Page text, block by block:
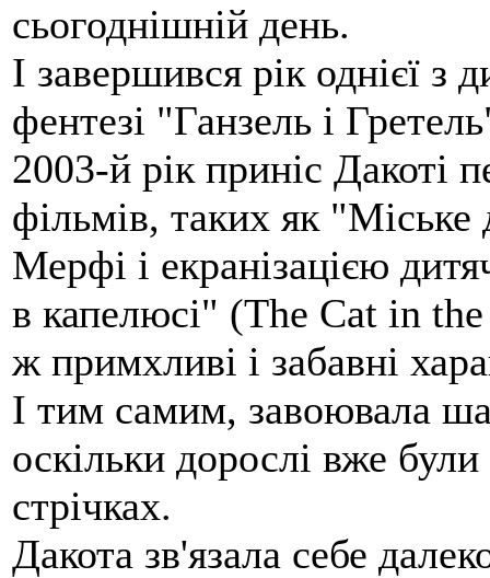
сьогоднішній день.
І завершився рік однієї з
фентезі "Ганзель і
2003-й рік приніс Дакоті
фільмів, таких як
Мерфі і екранізацією
в капелюсі" (The Cat in
ж примхливі і забавні
І тим самим, завоювала
оскільки дорослі вже
стрічках.
Дакота зв'язала себе